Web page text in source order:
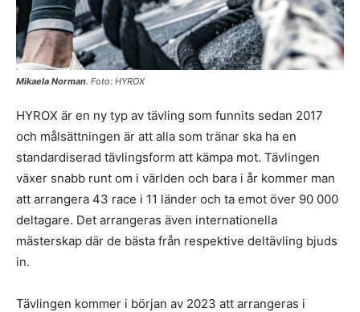
Mikaela Norman. Foto: HYROX
HYROX är en ny typ av tävling som funnits sedan 2017
och målsättningen är att alla som tränar ska ha en
standardiserad tävlingsform att kämpa mot. Tävlingen
växer snabb runt om i världen och bara i år kommer man
att arrangera 43 race i 11 länder och ta emot över 90 000
deltagare. Det arrangeras även internationella
mästerskap där de bästa från respektive deltävling bjuds
in.
Tävlingen kommer i början av 2023 att arrangeras i